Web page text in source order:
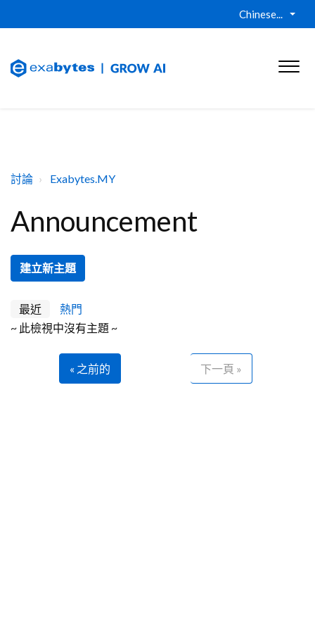
Chinese...
討論 Exabytes.MY
Announcement
建立新主題
最近
熱門
~ 此檢視中沒有主題 ~
« 之前的 下一頁 »